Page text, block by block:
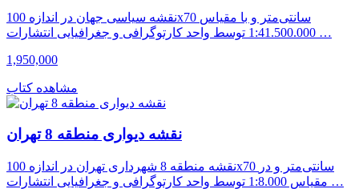
نقشه سیاسی جهان در اندازه 100x70 سانتی‌متر و با مقیاس
1:41.500.000 توسط واحد کارتوگرافی و جغرافیایی انتشارات …
1,950,000
مشاهده کتاب
نقشه دیواری منطقه 8 تهران
نقشه منطقه 8 شهرداری تهران در اندازه 100x70 سانتی‌متر و در
مقیاس 1:8.000 توسط واحد کارتوگرافی و جغرافیایی انتشارات …